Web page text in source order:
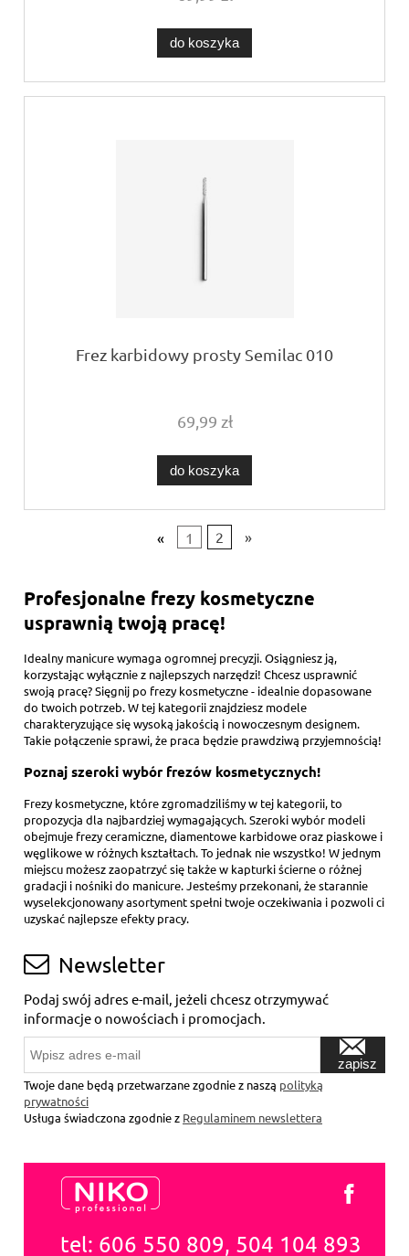
do koszyka
Frez karbidowy prosty Semilac 010
69,99 zł
do koszyka
« 1 2 »
Profesjonalne frezy kosmetyczne
usprawnią twoją pracę!
Idealny manicure wymaga ogromnej precyzji. Osiągniesz ją,
korzystając wyłącznie z najlepszych narzędzi! Chcesz usprawnić
swoją pracę? Sięgnij po frezy kosmetyczne - idealnie dopasowane
do twoich potrzeb. W tej kategorii znajdziesz modele
charakteryzujące się wysoką jakością i nowoczesnym designem.
Takie połączenie sprawi, że praca będzie prawdziwą przyjemnością!
Poznaj szeroki wybór frezów kosmetycznych!
Frezy kosmetyczne, które zgromadziliśmy w tej kategorii, to
propozycja dla najbardziej wymagających. Szeroki wybór modeli
obejmuje frezy ceramiczne, diamentowe karbidowe oraz piaskowe i
węglikowe w różnych kształtach. To jednak nie wszystko! W jednym
miejscu możesz zaopatrzyć się także w kapturki ścierne o różnej
gradacji i nośniki do manicure. Jesteśmy przekonani, że starannie
wyselekcjonowany asortyment spełni twoje oczekiwania i pozwoli ci
uzyskać najlepsze efekty pracy.
Newsletter
Podaj swój adres e-mail, jeżeli chcesz otrzymywać
informacje o nowościach i promocjach.
zapisz
Twoje dane będą przetwarzane zgodnie z naszą polityką
prywatności
Usługa świadczona zgodnie z Regulaminem newslettera
tel: 606 550 809, 504 104 893